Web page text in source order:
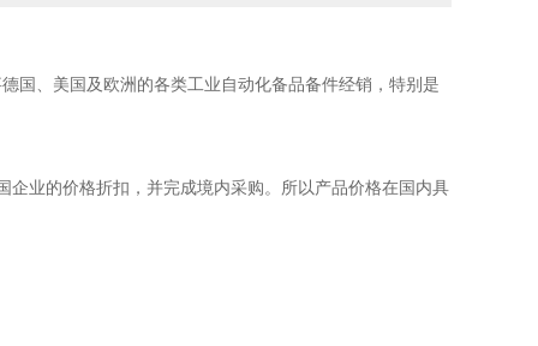
国、美国及欧洲的各类工业自动化备品备件经销，特别是
的价格折扣，并完成境内采购。所以产品价格在国内具